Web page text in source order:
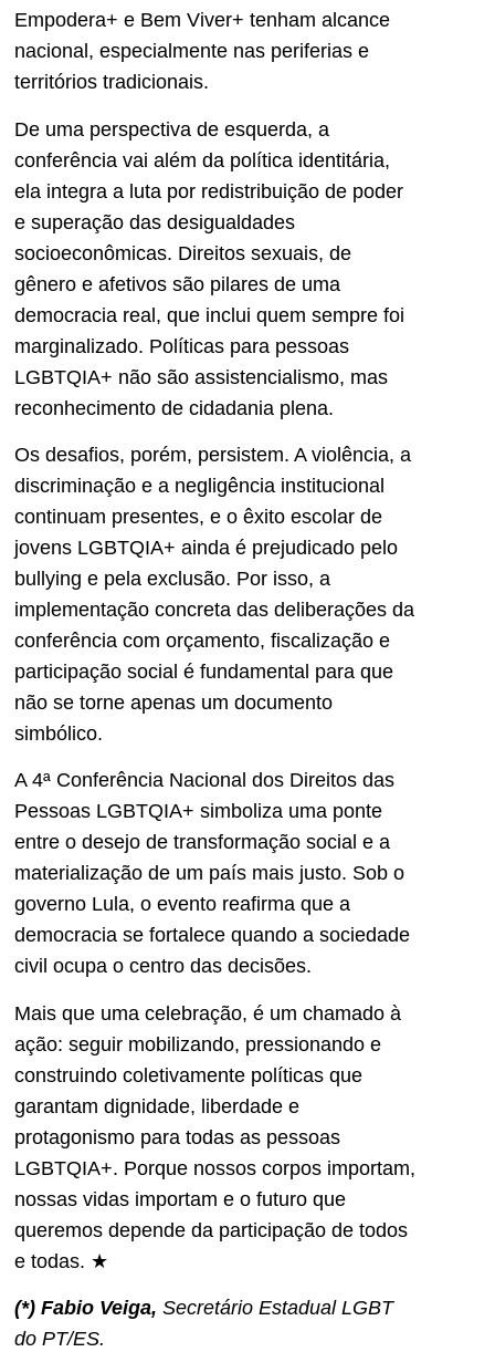
Empodera+ e Bem Viver+ tenham alcance
nacional, especialmente nas periferias e
territórios tradicionais.
De uma perspectiva de esquerda, a
conferência vai além da política identitária,
ela integra a luta por redistribuição de poder
e superação das desigualdades
socioeconômicas. Direitos sexuais, de
gênero e afetivos são pilares de uma
democracia real, que inclui quem sempre foi
marginalizado. Políticas para pessoas
LGBTQIA+ não são assistencialismo, mas
reconhecimento de cidadania plena.
Os desafios, porém, persistem. A violência, a
discriminação e a negligência institucional
continuam presentes, e o êxito escolar de
jovens LGBTQIA+ ainda é prejudicado pelo
bullying e pela exclusão. Por isso, a
implementação concreta das deliberações da
conferência com orçamento, fiscalização e
participação social é fundamental para que
não se torne apenas um documento
simbólico.
A 4ª Conferência Nacional dos Direitos das
Pessoas LGBTQIA+ simboliza uma ponte
entre o desejo de transformação social e a
materialização de um país mais justo. Sob o
governo Lula, o evento reafirma que a
democracia se fortalece quando a sociedade
civil ocupa o centro das decisões.
Mais que uma celebração, é um chamado à
ação: seguir mobilizando, pressionando e
construindo coletivamente políticas que
garantam dignidade, liberdade e
protagonismo para todas as pessoas
LGBTQIA+. Porque nossos corpos importam,
nossas vidas importam e o futuro que
queremos depende da participação de todos
e todas. ★
(*) Fabio Veiga, Secretário Estadual LGBT
do PT/ES.